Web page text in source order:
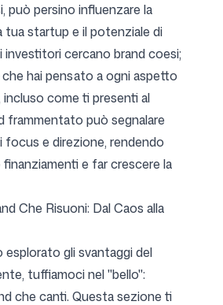
può persino influenzare la
tua startup e il potenziale di
investitori cercano brand coesi;
hai pensato a ogni aspetto
come ti presenti al
frammentato può segnalare
focus e direzione, rendendo
e far crescere la
Che Risuoni: Dal Caos alla
esplorato gli svantaggi del
tuffiamoci nel "bello":
che canti. Questa sezione ti